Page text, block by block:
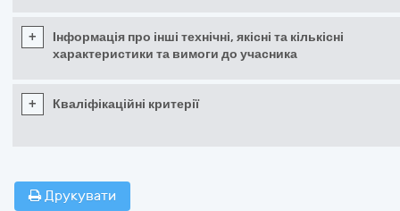
+
Інформація про інші технічні, якісні та кількісні
характеристики та вимоги до учасника
+ Кваліфікаційні критерії
Друкувати